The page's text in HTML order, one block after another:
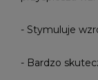
- Stymuluje
- Bardzo